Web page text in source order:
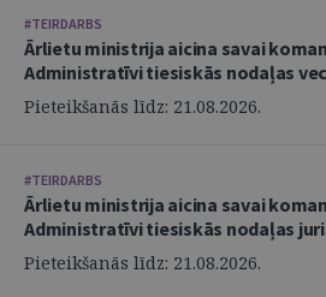
#TEIRDARBS
Ārlietu ministrija aicina savai
Administratīvi tiesiskās nodaļas
Pieteikšanās līdz: 21.08.2026.
#TEIRDARBS
Ārlietu ministrija aicina savai
Administratīvi tiesiskās nodaļas
Pieteikšanās līdz: 21.08.2026.